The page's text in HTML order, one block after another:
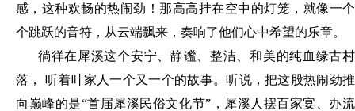
感，这种欢畅的热闹劲！那高高挂在空中的灯笼，就像一个
个跳跃的音符，从云端飘来，奏响了他们心中希望的乐章。
徜徉在犀溪这个安宁、静谧、整洁、和美的纯血缘古村
落，
听着叶家人一个又一个的故事。听说，把这股热闹劲推
向巅峰的是“首届犀溪民俗文化节”，犀溪人摆百家宴、办流